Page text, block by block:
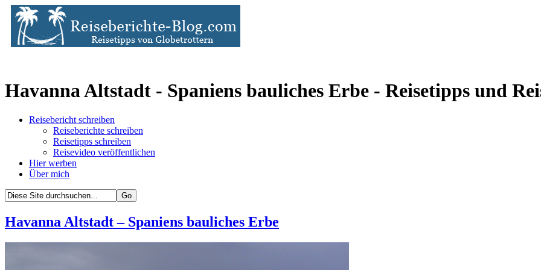
Havanna Altstadt - Spaniens bauliches Erbe - Reisetipps und
Reisebericht schreiben
Reiseberichte schreiben
Reisetipps schreiben
Reisevideo veröffentlichen
Hier werben
Über mich
Havanna Altstadt – Spaniens bauliches Erbe